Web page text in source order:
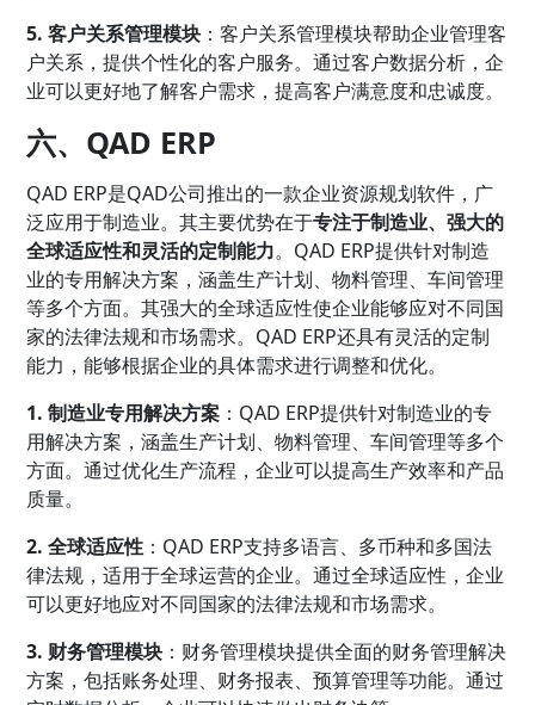
5. 客户关系管理模块 ：客户关系管理模块帮助企业管理客
户关系，提供个性化的客户服务。通过客户数据分析，企
业可以更好地了解客户需求，提高客户满意度和忠诚度。
六、QAD ERP
QAD ERP是QAD公司推出的一款企业资源规划软件，广
泛应用于制造业。其主要优势在于专注于制造业、强大的
全球适应性和灵活的定制能力。QAD ERP提供针对制造
业的专用解决方案，涵盖生产计划、物料管理、车间管理
等多个方面。其强大的全球适应性使企业能够应对不同国
家的法律法规和市场需求。QAD ERP还具有灵活的定制
能力，能够根据企业的具体需求进行调整和优化。
1. 制造业专用解决方案 ：QAD ERP提供针对制造业的专
用解决方案，涵盖生产计划、物料管理、车间管理等多个
方面。通过优化生产流程，企业可以提高生产效率和产品
质量。
2. 全球适应性 ：QAD ERP支持多语言、多币种和多国法
律法规，适用于全球运营的企业。通过全球适应性，企业
可以更好地应对不同国家的法律法规和市场需求。
3. 财务管理模块 ：财务管理模块提供全面的财务管理解决
方案，包括账务处理、财务报表、预算管理等功能。通过